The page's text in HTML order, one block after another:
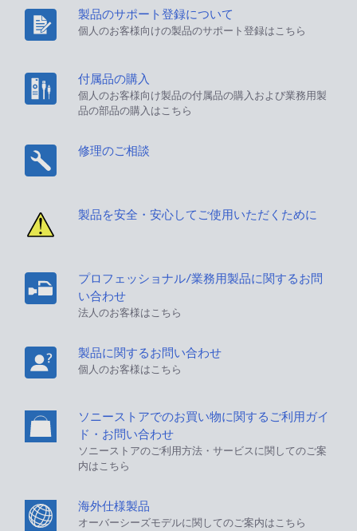
製品のサポート登録について
個人のお客様向けの製品のサポート登録はこちら
付属品の購入
個人のお客様向け製品の付属品の購入および業務用製
品の部品の購入はこちら
修理のご相談
製品を安全・安心してご使用いただくために
プロフェッショナル/業務用製品に関するお問
い合わせ
法人のお客様はこちら
製品に関するお問い合わせ
個人のお客様はこちら
ソニーストアでのお買い物に関するご利用ガイ
ド・お問い合わせ
ソニーストアのご利用方法・サービスに関してのご案
内はこちら
海外仕様製品
オーバーシーズモデルに関してのご案内はこちら